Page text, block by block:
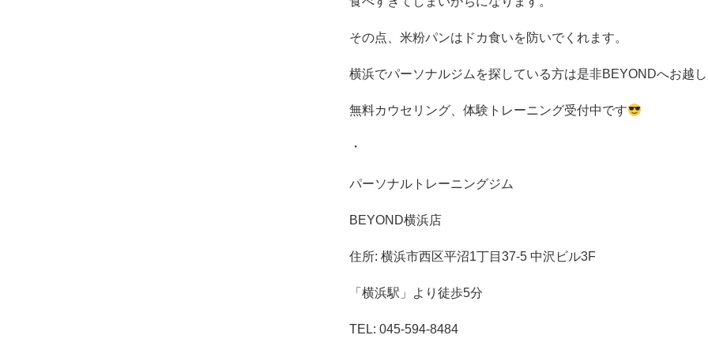
その点、米粉パンはドカ食いを防いでくれます。
横浜でパーソナルジムを探している方は是非BEYONDへお越
無料カウセリング、体験トレーニング受付中です
・
パーソナルトレーニングジム
BEYOND横浜店
住所: 横浜市西区平沼1丁目 37-5 中沢ビル3F
「横浜駅」より徒歩5分
TEL: 045-594-8484